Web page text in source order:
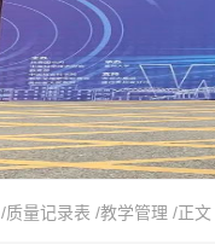
/质量记录表 /教学管理 /正文